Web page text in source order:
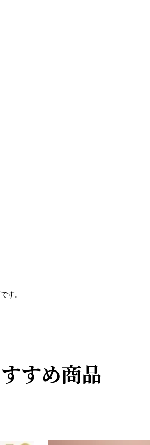
す。
すめ商品